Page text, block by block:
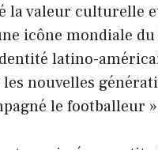
la valeur culturelle
icône mondiale
latino-
nouvelles
le footballeur